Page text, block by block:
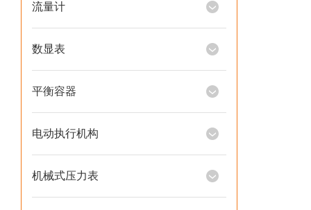
流量计
数显表
平衡容器
电动执行机构
机械式压力表